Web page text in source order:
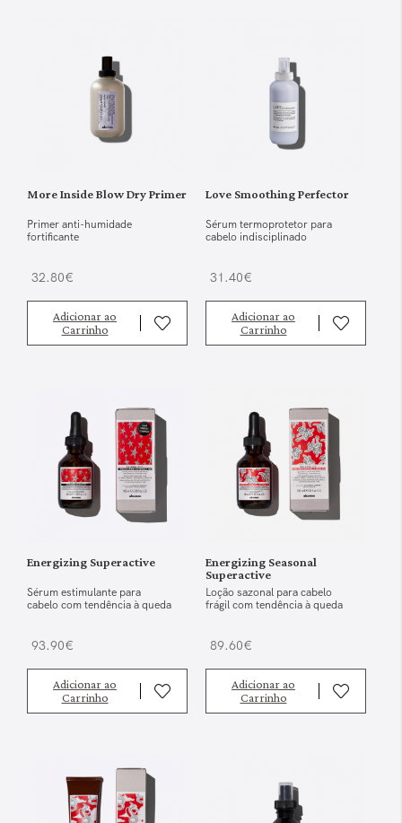
More Inside Blow Dry Primer
Primer anti-humidade
fortificante
32.80€
Adicionar ao
Carrinho
Love Smoothing Perfector
Sérum termoprotetor para
cabelo indisciplinado
31.40€
Adicionar ao
Carrinho
Energizing Superactive
Sérum estimulante para
cabelo com tendência à queda
93.90€
Adicionar ao
Carrinho
Energizing Seasonal
Superactive
Loção sazonal para cabelo
frágil com tendência à queda
89.60€
Adicionar ao
Carrinho